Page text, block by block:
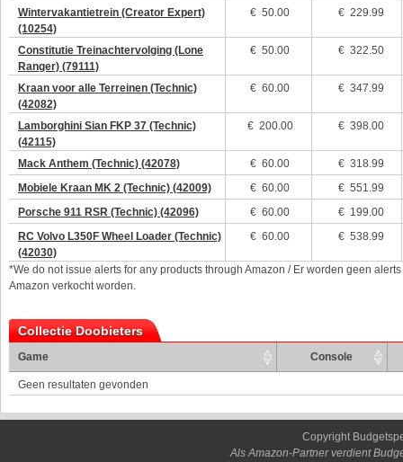
Wintervakantietrein (Creator Expert)
(10254)
€50.00 € 229.99
Constitutie Treinachtervolging (Lone
Ranger) (79111)
€50.00 € 322.50
Kraan voor alle Terreinen (Technic)
(42082)
€60.00 € 347.99
Lamborghini Sian FKP 37 (Technic)
(42115)
€ 200.00 € 398.00
Mack Anthem (Technic) (42078) €60.00
€ 318.99
Mobiele Kraan MK 2 (Technic) (42009)
€60.00
€ 551.99
Porsche 911 RSR (Technic) (42096)
€60.00
€ 199.00
RC Volvo L350F Wheel Loader (Technic)
(42030)
€60.00 € 538.99
*We do not issue alerts for any products through Amazon / Er worden geen
Amazon verkocht worden.
Collectie Doobieters
Game Console
Geen resultaten gevonden
Copyright
Als Amazon-Partner verdient